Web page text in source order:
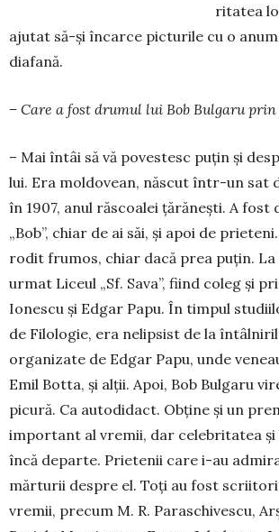
ritatea
ajutat să-și încarce pic­turile cu o
diafană.
– Care a fost drumul lui Bob Bulgaru
– Mai întâi să vă povestesc puțin și
lui. Era moldovean, născut într-un sat
în 1907, anul răscoalei ţărăneşti. A fost
„Bob”, chiar de ai săi, şi apoi de
rodit frumos, chiar dacă prea puțin. La
urmat Liceul „Sf. Sa­va”, fiind coleg și
Ionescu şi Ed­­gar Papu. În timpul
de Filo­logie, era nelipsist de la
organizate de Edgar Papu, unde
Emil Botta, şi alții. Apoi, Bob Bul­garu
picură. Ca auto­didact. Obține și un
important al vremii, dar celebritatea și
încă departe. Prietenii care i-au
mărturii despre el. Toți au fost
vremii, precum M. R. Paras­chi­vescu,